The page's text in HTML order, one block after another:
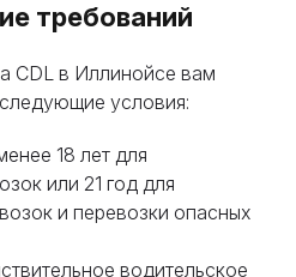
требований
CDL в Иллинойсе вам
условия:
18 лет для
или 21 год для
и перевозки опасных
водительское